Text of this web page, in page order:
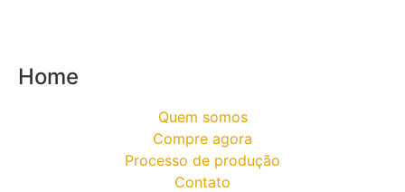
Home
Quem somos
Compre agora
Processo de produção
Contato